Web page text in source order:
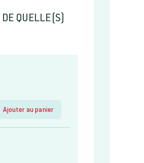
QUELLE(S)
Ajouter au panier